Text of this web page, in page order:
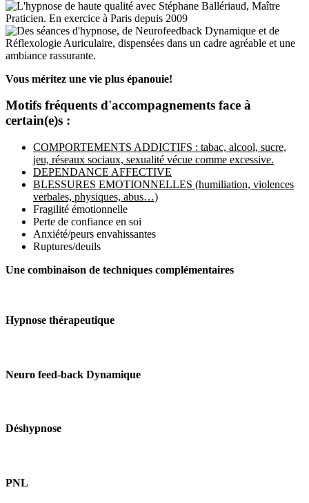
Vous méritez une vie plus épanouie!
Motifs fréquents d'accompagnements face à
certain(e)s :
COMPORTEMENTS ADDICTIFS : tabac, alcool, sucre,
jeu, réseaux sociaux, sexualité vécue comme excessive.
DEPENDANCE AFFECTIVE
BLESSURES EMOTIONNELLES (humiliation, violences
verbales, physiques, abus…)
Fragilité émotionnelle
Perte de confiance en soi
Anxiété/peurs envahissantes
Ruptures/deuils
Une combinaison de techniques complémentaires
Hypnose thérapeutique
Neuro feed-back Dynamique
Déshypnose
PNL